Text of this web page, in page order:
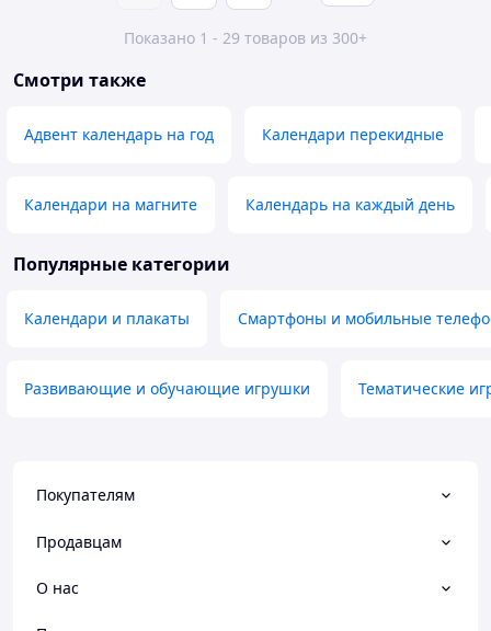
Показано 1 - 29 товаров из 300+
Смотри также
Адвент календарь на год Календари перекидные
Календари на магните Календарь на каждый день
Популярные категории
Календари и плакаты Смартфоны и мобильные
Развивающие и обучающие игрушки Тематические
Покупателям
Продавцам
О нас